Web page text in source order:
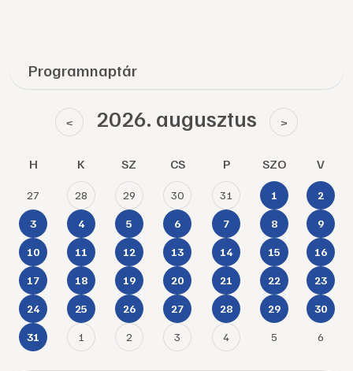
Programnaptár
< 2026. augusztus >
H K SZ CS P SZO V
27 28 29 30 31 1 2
3 4 5 6 7 8 9
10 11 12 13 14 15 16
17 18 19 20 21 22 23
24 25 26 27 28 29 30
31 1 2 3 4 5 6